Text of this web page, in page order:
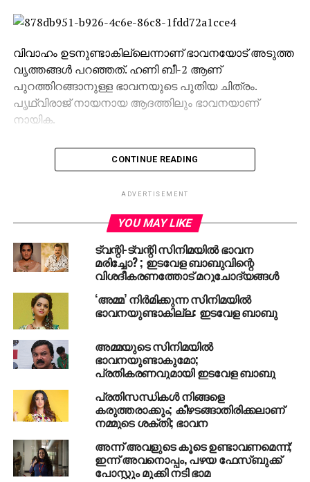
വിവാഹം ഉടനുണ്ടാകില്ലെന്നാണ് ഭാവനയോട് അടുത്ത
വൃത്തങ്ങള്‍ പറഞ്ഞത്. ഹണി ബീ-2 ആണ്
പുറത്തിറങ്ങാനുള്ള ഭാവനയുടെ പുതിയ ചിത്രം.
പൃഥ്വിരാജ് നായനായ ആദത്തിലും ഭാവനയാണ്
നായിക.
എക്‌സിറ്റ് പോള്‍: പഞ്ചാബ് കോണ്‍ഗ്രസിന്;
സര്‍വേ ഫലം ഇങ്ങനെ
DON'T MISS
ഹിജാബ് വിവാദം: വനിതാ ജനപ്രതിനിധികളെ
അപമാനിച്ചതിനെതിരെ ഇ.ടി പാര്‍ലമെന്റില്‍
CONTINUE READING
ADVERTISEMENT
YOU MAY LIKE
ട്വന്റി-ട്വന്റി സിനിമയില്‍ ഭാവന
മരിച്ചോ? ; ഇടവേള ബാബുവിന്റെ
വിശദീകരണത്തോട് മറുചോദ്യങ്ങള്‍
‘അമ്മ’ നിര്‍മിക്കുന്ന സിനിമയില്‍
ഭാവനയുണ്ടാകില്ല: ഇടവേള ബാബു
അമ്മയുടെ സിനിമയില്‍
ഭാവനയുണ്ടാകുമോ;
പ്രതികരണവുമായി ഇടവേള ബാബു
പ്രതിസന്ധികള്‍ നിങ്ങളെ
കരുത്തരാക്കും; കീഴടങ്ങാതിരിക്കലാണ്
നമ്മുടെ ശക്തി; ഭാവന
അന്ന് അവളുടെ കൂടെ ഉണ്ടാവണമെന്ന്;
ഇന്ന് അവനൊപ്പം, പഴയ ഫേസ്ബുക്ക്
പോസ്റ്റും മുക്കി നടി ഭാമ